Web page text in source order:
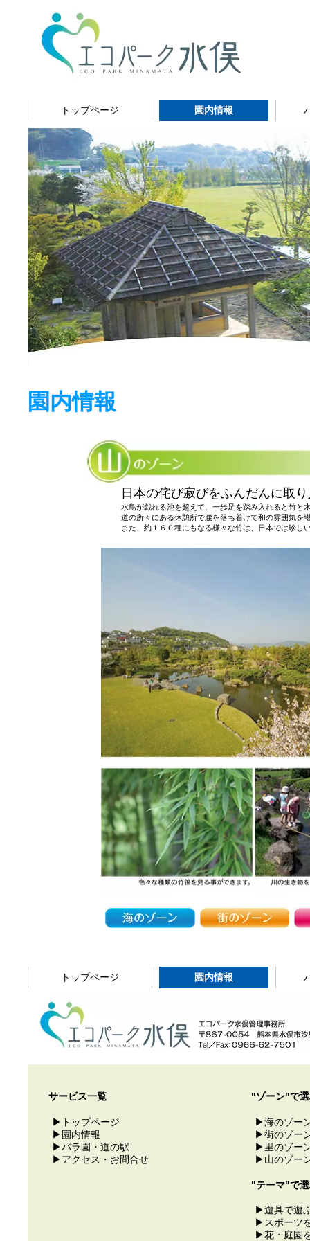
トップページ 園内情報
園内情報
日本の侘び寂びをふんだんに取
水鳥が戯れる池を超えて、一歩足を踏み入れると竹と
道の所々にある休憩所で腰を落ち着けて和の雰囲気を
また、約１６０種にもなる様々な竹は、日本では珍し
トップページ 園内情報
サービス一覧
▶トップページ
▶園内情報
▶バラ園・道の駅
▶アクセス・お問合せ
"ゾーン"で
▶海のゾー
▶街のゾー
▶里のゾー
▶山のゾー
"テーマ"で
▶遊具で遊
▶スポーツ
▶花・庭園